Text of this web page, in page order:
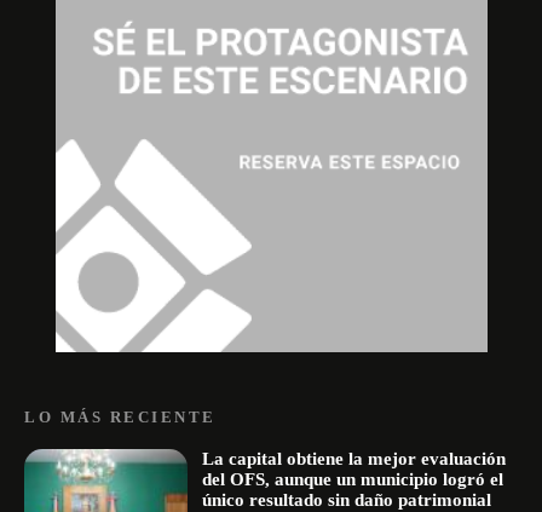
LO MÁS RECIENTE
La capital obtiene la mejor evaluación
del OFS, aunque un municipio logró el
único resultado sin daño patrimonial